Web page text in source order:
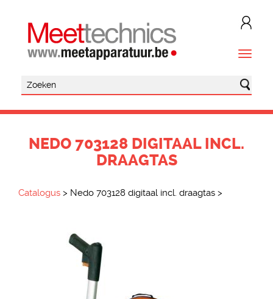
NEDO 703128 DIGITAAL INCL.
DRAAGTAS
Catalogus > Nedo 703128 digitaal incl. draagtas >